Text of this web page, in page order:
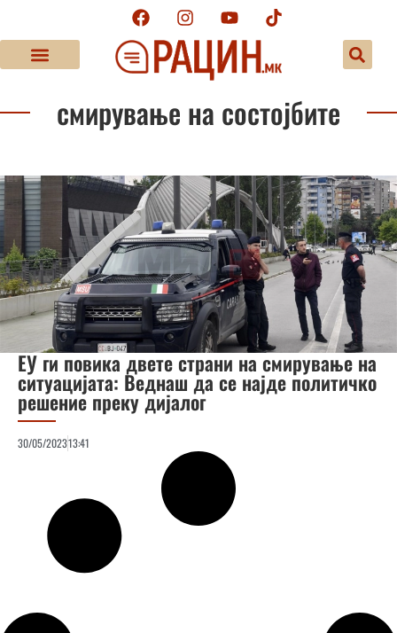
смирување на состојбите
ЕУ ги повика двете страни на смирување на
ситуацијата: Веднаш да се најде политичко
решение преку дијалог
30/05/202313:41